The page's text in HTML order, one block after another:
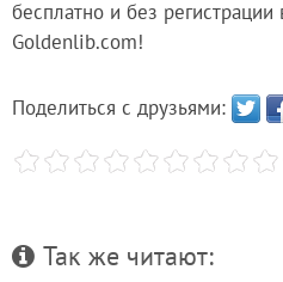
бесплатно и без
Goldenlib.com!
Поделиться с друзьями:
Так же читают: